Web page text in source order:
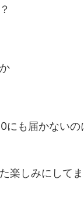
にも届かないの
楽しみにしてま